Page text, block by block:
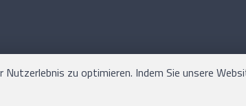
zu optimieren. Indem Sie unsere